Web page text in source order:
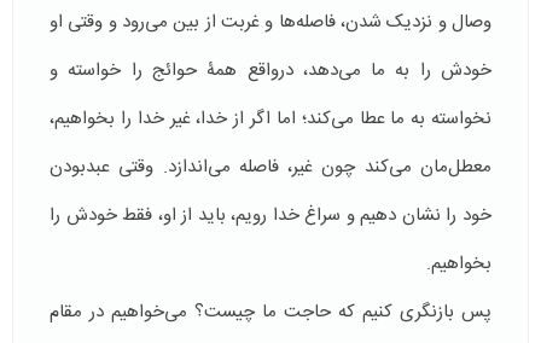
وصال و نزدیک شدن، فاصله‌ها و غربت از بین می‌رود و وقتی او
خودش را به ما می‌دهد، درواقع همۀ حوائج را خواسته و
نخواسته به ما عطا می‌کند؛ اما اگر از خدا، غیر خدا را بخواهیم،
معطل‌مان می‌کند چون غیر، فاصله می‌اندازد. وقتی عبدبودن
خود را نشان ‌دهیم و سراغ خدا ‌رویم، باید از او، فقط خودش را
بخواهیم.
پس بازنگری کنیم که حاجت ما چیست؟ می‌خواهیم در مقام